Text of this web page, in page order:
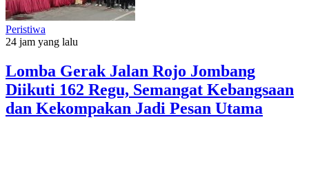
Peristiwa
24 jam yang lalu
Lomba Gerak Jalan Rojo Jombang
Diikuti 162 Regu, Semangat Kebangsaan
dan Kekompakan Jadi Pesan Utama